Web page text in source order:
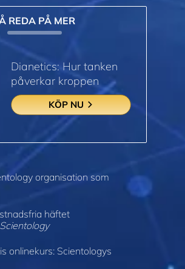
REDA PÅ MER
Dianetics: Hur tanken
påverkar kroppen
KÖP NU
organisation som
häftet
onlinekurs: Scientologys